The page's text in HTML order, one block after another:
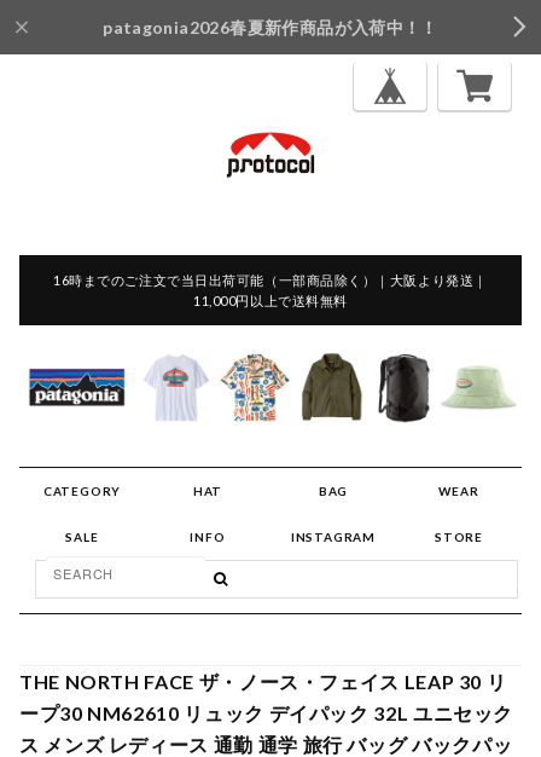
patagonia2026春夏新作商品が入荷中！！
16時までのご注文で当日出荷可能（一部商品除く）｜大阪より発送｜
11,000円以上で送料無料
CATEGORY HAT BAG WEAR
SALE INFO INSTAGRAM STORE
THE NORTH FACE ザ・ノース・フェイス LEAP 30 リ
ープ30 NM62610 リュック デイパック 32L ユニセック
ス メンズ レディース 通勤 通学 旅行 バッグ バックパッ